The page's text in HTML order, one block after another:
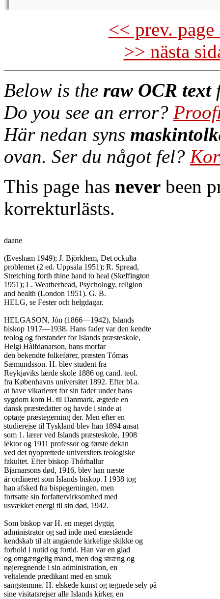
<< prev.
>> nästa
Below is the raw OCR text
Do you see an error?
Här nedan syns
ovan. Ser du något fel?
This page has never been
korrekturlästs.
daane
(Evesham 1949); J. Björkhem, Det ockulta
problemet (2 ed. Uppsala 1951); R. Spread,
Stretching forth thine hand to heal (Skeffington
1951); L. Weatherhead, Psychology, religion
and health (London 1951). G. B.
HELG, se Fester och helgdagar.
HELGASON, Jón (1866—1942), Islands
biskop 1917—1938. Hans fader var den kendte
teolog og forstander for Islands præsteskole,
Helgi Hàlfdanarson, hans morfar
den bekendte folkefører, præsten Tómas
Sæmundsson. H. blev student fra
Reykjaviks lærde skole 1886 og cand. teol.
fra Københavns universitet 1892. Efter bl.a.
at have vikarieret for sin fader under hans
sygdom kom H. til Danmark, ægtede en
dansk præstedatter og havde i sinde at
optage præstegerning der. Men efter en
studierejse til Tyskland blev han 1894 ansat
som 1. lærer ved Islands præsteskole, 1908
lektor og 1911 professor og første dekan
ved det nyoprettede universitets teologiske
fakultet. Efter biskop Thórhallur
Bjarnarsons død, 1916, blev han næste
år ordineret som Islands biskop. I 1938 tog
han afsked fra bispegerningen, men
fortsatte sin forfattervirksomhed med
usvækket energi til sin død, 1942.
Som biskop var H. en meget dygtig
administrator og sad inde med enestående
kendskab til alt angående kirkelige skikke og
forhold i nutid og fortid. Han var en glad
og omgængelig mand, men dog stræng og
nøjeregnende i sin administration, en
veltalende prædikant med en smuk
sangstemme. H. elskede kunst og tegnede sely på
sine visitatsrejser alle Islands kirker, en